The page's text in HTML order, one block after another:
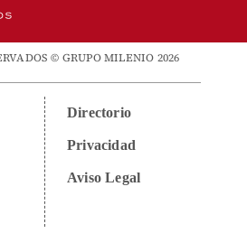
© GRUPO MILENIO 2026
Directorio
Privacidad
Aviso Legal